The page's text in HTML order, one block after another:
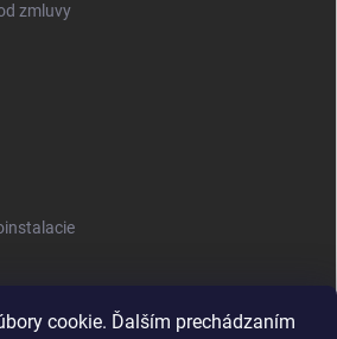
cookie. Ďalším prechádzaním
zmluvy